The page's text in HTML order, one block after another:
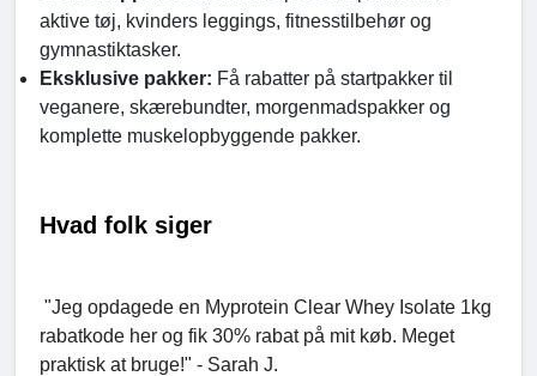
aktive tøj, kvinders leggings, fitnesstilbehør og
gymnastiktasker.
Eksklusive pakker: Få rabatter på startpakker til
veganere, skærebundter, morgenmadspakker og
komplette muskelopbyggende pakker.
Hvad folk siger
"Jeg opdagede en Myprotein Clear Whey Isolate 1kg
rabatkode her og fik 30% rabat på mit køb. Meget
praktisk at bruge!" - Sarah J.